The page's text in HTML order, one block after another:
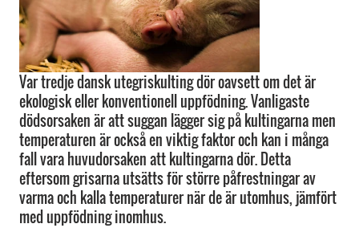
Var tredje dansk utegriskulting dör oavsett om det är
ekologisk eller konventionell uppfödning. Vanligaste
dödsorsaken är att suggan lägger sig på kultingarna men
temperaturen är också en viktig faktor och kan i många
fall vara huvudorsaken att kultingarna dör. Detta
eftersom grisarna utsätts för större påfrestningar av
varma och kalla temperaturer när de är utomhus, jämfört
med uppfödning inomhus.